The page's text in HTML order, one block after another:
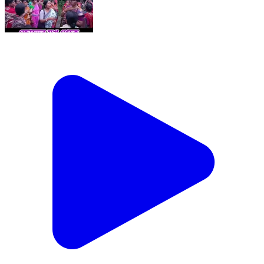
ফ্রেজারগঞ্জ গ্রাম পঞ্চায়েতের প্রাক্তন উপপ্রধানকে ঘিরে বিক্ষোভ,
ক্ষোভের মুখ থেকে তৃণমূল নেত্রীকে উদ্ধার করলেন পুলিশ